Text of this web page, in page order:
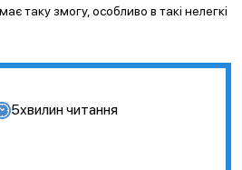
таку змогу, особливо в такі нелегкі
5хвилин читання